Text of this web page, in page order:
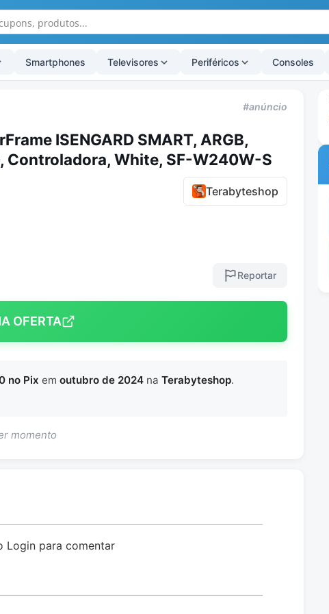
Smartphones Televisores Periféricos Consoles
#anúncio
ISENGARD SMART, ARGB,
Controladora, White, SF-W240W-S
Terabyteshop
Reportar
OFERTA
no Pix em outubro de 2024 na Terabyteshop.
momento
Login para comentar